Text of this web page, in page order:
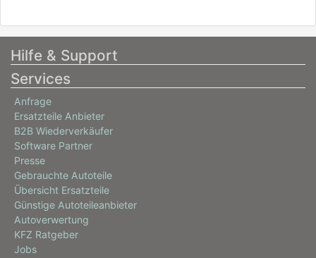
Hilfe & Support
Services
Anfrage
Ersatzteile Anbieter
B2B Wiederverkäufer
Software Partner
Presse
Gebrauchte Autoteile
Übersicht Ersatzteile
Günstige Autoteileanbieter
Autoverwertung
KFZ Ratgeber
Jobs